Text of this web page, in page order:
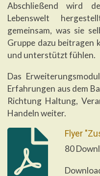
Abschließend wird
Lebenswelt
gemeinsam, was sie
Gruppe dazu beitragen
und unterstützt fühlen.
Das
Erfahrungen aus dem
Richtung Haltung,
Handeln weiter.
Flyer
80